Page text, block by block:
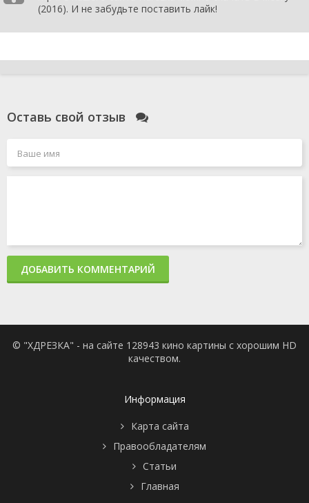
(2016). И не забудьте поставить лайк!
Оставь свой отзыв
ДОБАВИТЬ КОММЕНТАРИЙ
© "ХДРЕЗКА" - на сайте 128943 кино картины с хорошим HD
качеством.
Информация
Карта сайта
Правообладателям
Статьи
Главная